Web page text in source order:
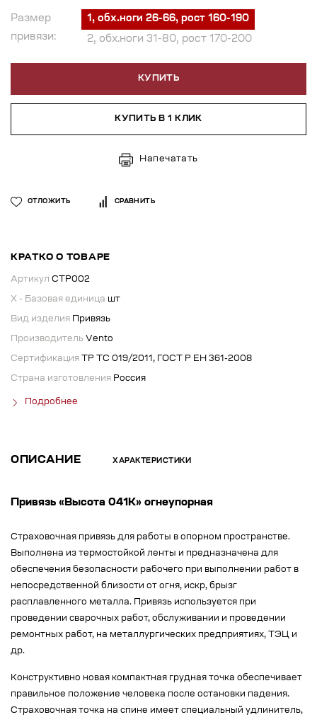
Размер
привязи:
1, обх.ноги 26-66, рост 160-190
2, обх.ноги 31-80, рост 170-200
КУПИТЬ
КУПИТЬ В 1 КЛИК
Напечатать
ОТЛОЖИТЬ СРАВНИТЬ
КРАТКО О ТОВАРЕ
Артикул СТР002
X - Базовая единица шт
Вид изделия Привязь
Производитель Vento
Сертификация ТР ТС 019/2011, ГОСТ Р ЕН 361-2008
Страна изготовления Россия
Подробнее
ОПИСАНИЕ ХАРАКТЕРИСТИКИ
Привязь «Высота 041K» огнеупорная
Страховочная привязь для работы в опорном пространстве.
Выполнена из термостойкой ленты и предназначена для
обеспечения безопасности рабочего при выполнении работ в
непосредственной близости от огня, искр, брызг
расплавленного металла. Привязь используется при
проведении сварочных работ, обслуживании и проведении
ремонтных работ, на металлургических предприятиях, ТЭЦ и
др.
Конструктивно новая компактная грудная точка обеспечивает
правильное положение человека после остановки падения.
Страховочная точка на спине имеет специальный удлинитель,